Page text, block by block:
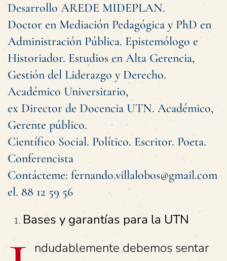
Desarrollo AREDE MIDEPLAN.
Doctor en Mediación Pedagógica y PhD en
Administración Pública. Epistemólogo e
Historiador. Estudios en Alta Gerencia,
Gestión del Liderazgo y Derecho.
Académico Universitario,
ex Director de Docencia UTN. Académico,
Gerente público.
Científico Social. Político. Escritor. Poeta.
Conferencista
Contácteme: fernando.villalobos@gmail.com
el. 88 12 59 56
Bases y garantías para la UTN
ndudablemente debemos sentar